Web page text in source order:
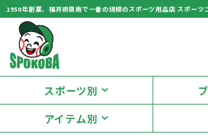
1950年創業、福井県嶺南で一番の規模のスポーツ用品店 スポーツ
スポーツ別
アイテム別